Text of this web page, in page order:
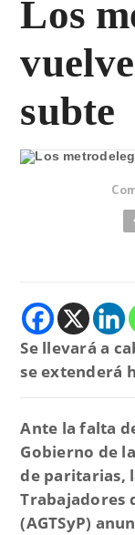
Los
subte
Se llevará a
se extenderá
Ante la falta
Gobierno de
de paritarias,
Trabajadores
(AGTSyP)